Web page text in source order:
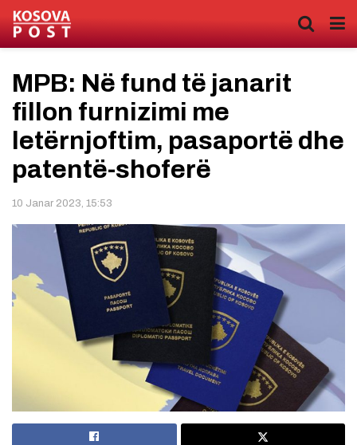
MPB: Në fund të janarit
fillon furnizimi me
letërnjoftim, pasaportë dhe
patentë-shoferë
10 Janar 2023, 15:53